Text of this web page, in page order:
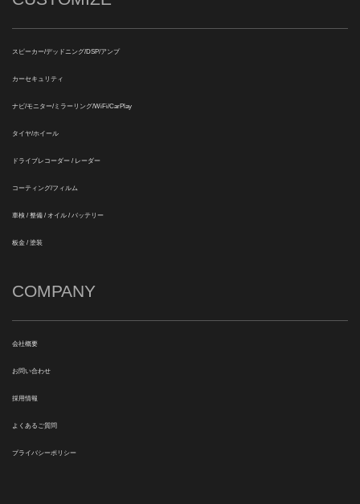
スピーカー/デッドニング/DSP/アンプ
カーセキュリティ
ナビ/モニター/ミラーリング/WiFi/CarPlay
タイヤ/ホイール
ドライブレコーダー / レーダー
コーティング/フィルム
車検 / 整備 / オイル / バッテリー
板金 / 塗装
COMPANY
会社概要
お問い合わせ
採用情報
よくあるご質問
プライバシーポリシー